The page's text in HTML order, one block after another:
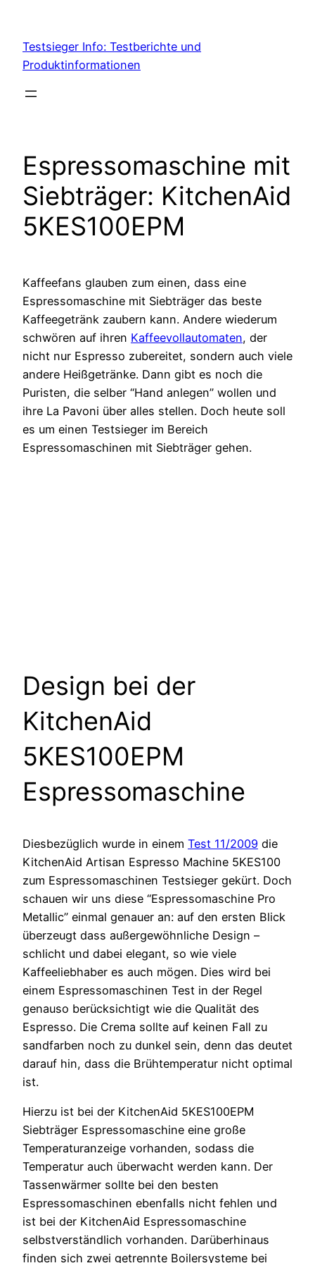
content
Testsieger Info: Testberichte und
Produktinformationen
Espressomaschine mit
Siebträger: KitchenAid
5KES100EPM
Kaffeefans glauben zum einen, dass eine
Espressomaschine mit Siebträger das beste
Kaffeegetränk zaubern kann. Andere wiederum
schwören auf ihren Kaffeevollautomaten, der
nicht nur Espresso zubereitet, sondern auch viele
andere Heißgetränke. Dann gibt es noch die
Puristen, die selber “Hand anlegen” wollen und
ihre La Pavoni über alles stellen. Doch heute soll
es um einen Testsieger im Bereich
Espressomaschinen mit Siebträger gehen.
Design bei der
KitchenAid
5KES100EPM
Espressomaschine
Diesbezüglich wurde in einem Test 11/2009 die
KitchenAid Artisan Espresso Machine 5KES100
zum Espressomaschinen Testsieger gekürt. Doch
schauen wir uns diese “Espressomaschine Pro
Metallic” einmal genauer an: auf den ersten Blick
überzeugt dass außergewöhnliche Design –
schlicht und dabei elegant, so wie viele
Kaffeeliebhaber es auch mögen. Dies wird bei
einem Espressomaschinen Test in der Regel
genauso berücksichtigt wie die Qualität des
Espresso. Die Crema sollte auf keinen Fall zu
sandfarben noch zu dunkel sein, denn das deutet
darauf hin, dass die Brühtemperatur nicht optimal
ist.
Hierzu ist bei der KitchenAid 5KES100EPM
Siebträger Espressomaschine eine große
Temperaturanzeige vorhanden, sodass die
Temperatur auch überwacht werden kann. Der
Tassenwärmer sollte bei den besten
Espressomaschinen ebenfalls nicht fehlen und
ist bei der KitchenAid Espressomaschine
selbstverständlich vorhanden. Darüberhinaus
finden sich zwei getrennte Boilersysteme bei